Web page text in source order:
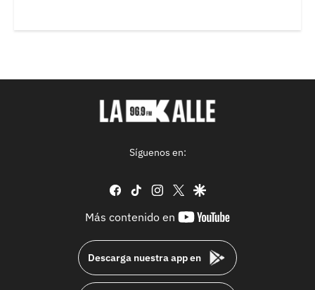
Síguenos en:
facebook
tiktok instagram
twittergoogle
Más contenido en
youtube-
Descarga nuestra app en